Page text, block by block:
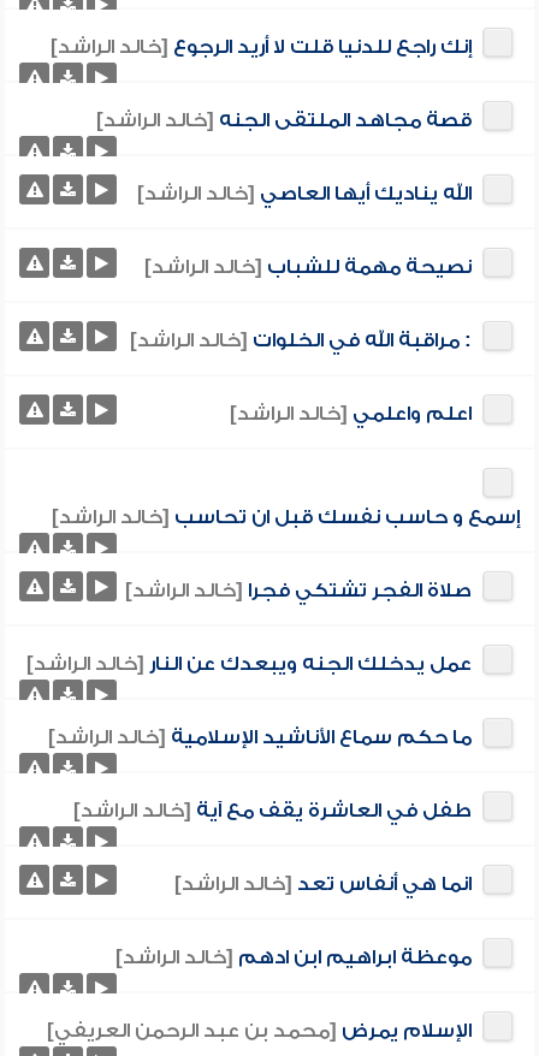
إنك راجع للدنيا قلت لا أريد الرجوع [خالد الراشد]
قصة مجاهد الملتقى الجنه [خالد الراشد]
الله يناديك أيها العاصي [خالد الراشد]
نصيحة مهمة للشباب [خالد الراشد]
: مراقبة الله في الخلوات [خالد الراشد]
اعلم واعلمي [خالد الراشد]
إسمع و حاسب نفسك قبل ان تحاسب [خالد الراشد]
صلاة الفجر تشتكي فجرا [خالد الراشد]
عمل يدخلك الجنه ويبعدك عن النار [خالد الراشد]
ما حكم سماع الأناشيد الإسلامية [خالد الراشد]
طفل في العاشرة يقف مع آية [خالد الراشد]
انما هي أنفاس تعد [خالد الراشد]
موعظة ابراهيم ابن ادهم [خالد الراشد]
الإسلام يمرض [محمد بن عبد الرحمن العريفي]